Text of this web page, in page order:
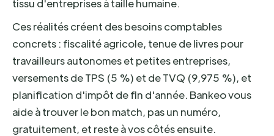
tissu d'entreprises à taille humaine.
Ces réalités créent des besoins comptables
concrets : fiscalité agricole, tenue de livres pour
travailleurs autonomes et petites entreprises,
versements de TPS (5 %) et de TVQ (9,975 %), et
planification d'impôt de fin d'année. Bankeo vous
aide à trouver le bon match, pas un numéro,
gratuitement, et reste à vos côtés ensuite.